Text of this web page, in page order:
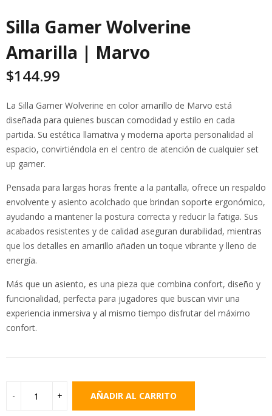
Silla Gamer Wolverine
Amarilla | Marvo
$144.99
La Silla Gamer Wolverine en color amarillo de Marvo está
diseñada para quienes buscan comodidad y estilo en cada
partida. Su estética llamativa y moderna aporta personalidad al
espacio, convirtiéndola en el centro de atención de cualquier set
up gamer.
Pensada para largas horas frente a la pantalla, ofrece un respaldo
envolvente y asiento acolchado que brindan soporte ergonómico,
ayudando a mantener la postura correcta y reducir la fatiga. Sus
acabados resistentes y de calidad aseguran durabilidad, mientras
que los detalles en amarillo añaden un toque vibrante y lleno de
energía.
Más que un asiento, es una pieza que combina confort, diseño y
funcionalidad, perfecta para jugadores que buscan vivir una
experiencia inmersiva y al mismo tiempo disfrutar del máximo
confort.
AÑADIR AL CARRITO